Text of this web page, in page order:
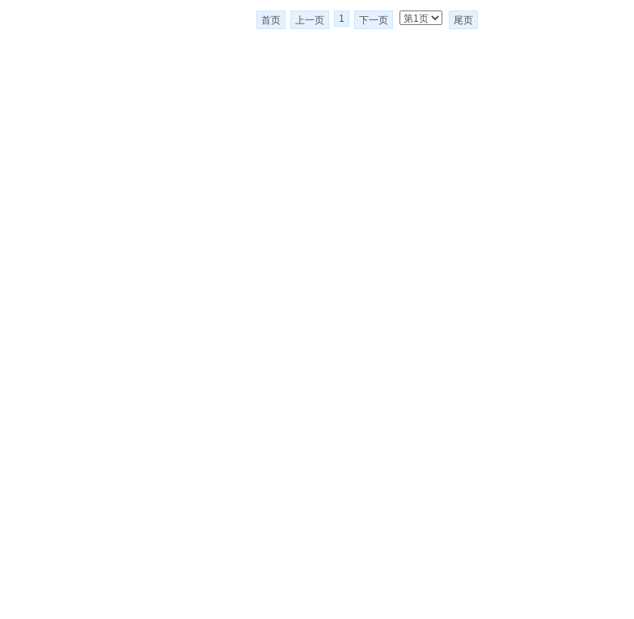
首页 上一页 1 下一页 尾页